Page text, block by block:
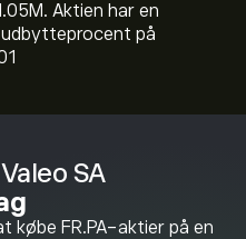
SA
købe FR.PA-aktier på en
Aktien har en
på